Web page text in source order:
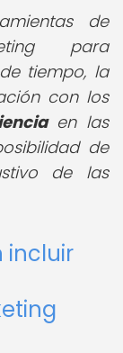
de
para
tiempo, la
con los
en las
de
de las
incluir